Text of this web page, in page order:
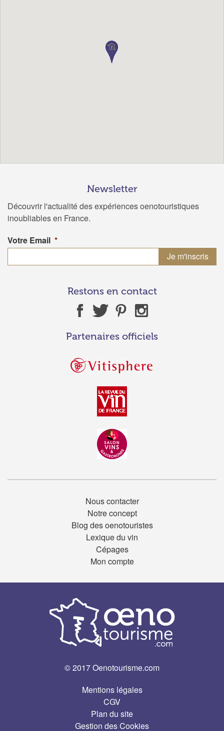
Newsletter
Découvrir l'actualité des expériences oenotouristiques
inoubliables en France.
Votre Email *
Restons en contact
Partenaires officiels
Nous contacter
Notre concept
Blog des oenotouristes
Lexique du vin
Cépages
Mon compte
© 2017 Oenotourisme.com
Mentions légales
CGV
Plan du site
Gestion des Cookies